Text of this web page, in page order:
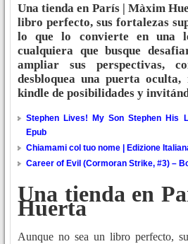
Una tienda en París | Màxim
libro perfecto, sus fortalezas
lo que lo convierte en una
cualquiera que busque
ampliar sus perspectivas,
desbloquea una puerta oculta,
kindle de posibilidades y
Stephen Lives! My Son Stephen His
Epub
Chiamami col tuo nome | Edizione
Career of Evil (Cormoran Strike, #3) –
Una tienda en
Huerta
Aunque no sea un libro perfecto,